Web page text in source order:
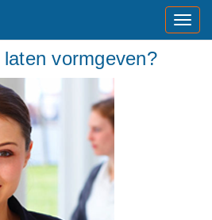
vormgeven?